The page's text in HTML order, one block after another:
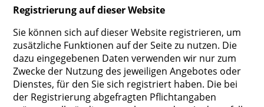
Registrierung auf dieser Website
Sie können sich auf dieser Website registrieren, um
zusätzliche Funktionen auf der Seite zu nutzen. Die
dazu eingegebenen Daten verwenden wir nur zum
Zwecke der Nutzung des jeweiligen Angebotes oder
Dienstes, für den Sie sich registriert haben. Die bei
der Registrierung abgefragten Pflichtangaben